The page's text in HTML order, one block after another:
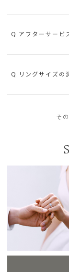
Q.アフターサービ
Q.リングサイズの
そ